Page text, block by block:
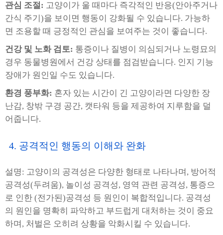
관심 조절: 고양이가 울 때마다 즉각적인 반응(안아주거나
간식 주기)을 보이면 행동이 강화될 수 있습니다. 가능하
면 조용할 때 긍정적인 관심을 보여주는 것이 좋습니다.
건강 및 노화 검토: 통증이나 질병이 의심되거나 노령묘의
경우 동물병원에서 건강 상태를 점검받습니다. 인지 기능
장애가 원인일 수도 있습니다.
환경 풍부화: 혼자 있는 시간이 긴 고양이라면 다양한 장
난감, 창밖 구경 공간, 캣타워 등을 제공하여 지루함을 덜
어줍니다.
4. 공격적인 행동의 이해와 완화
설명: 고양이의 공격성은 다양한 형태로 나타나며, 방어적
공격성(두려움), 놀이성 공격성, 영역 관련 공격성, 통증으
로 인한 (전가된)공격성 등 원인이 복합적입니다. 공격성
의 원인을 명확히 파악하고 부드럽게 대처하는 것이 중요
하며, 처벌은 오히려 상황을 악화시킬 수 있습니다.